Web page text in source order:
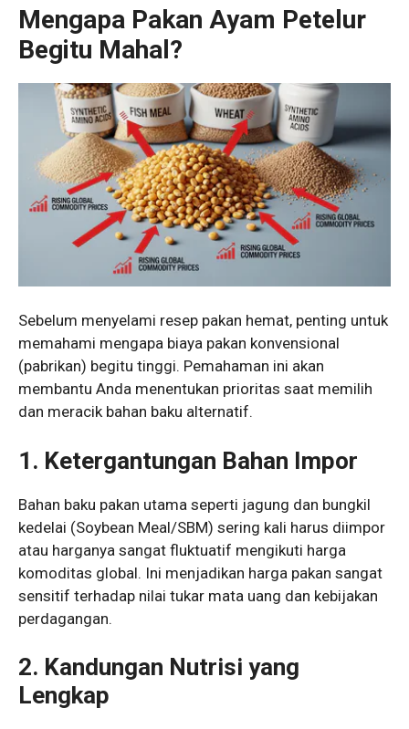
Mengapa Pakan Ayam Petelur
Begitu Mahal?
Sebelum menyelami resep pakan hemat, penting untuk
memahami mengapa biaya pakan konvensional
(pabrikan) begitu tinggi. Pemahaman ini akan
membantu Anda menentukan prioritas saat memilih
dan meracik bahan baku alternatif.
1. Ketergantungan Bahan Impor
Bahan baku pakan utama seperti jagung dan bungkil
kedelai (Soybean Meal/SBM) sering kali harus diimpor
atau harganya sangat fluktuatif mengikuti harga
komoditas global. Ini menjadikan harga pakan sangat
sensitif terhadap nilai tukar mata uang dan kebijakan
perdagangan.
2. Kandungan Nutrisi yang
Lengkap